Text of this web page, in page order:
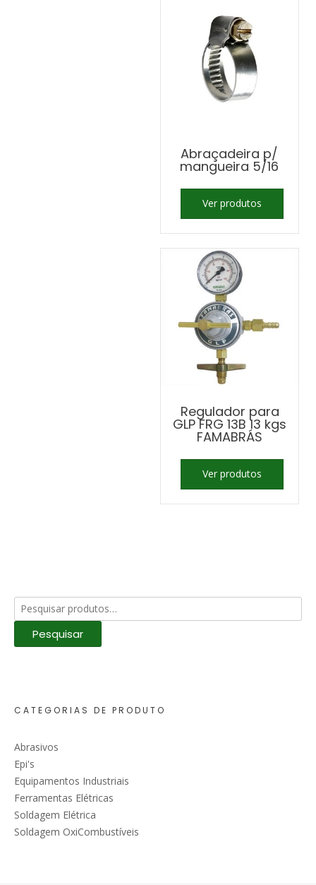
Abraçadeira p/
mangueira 5/16
Ver produtos
Regulador para
GLP FRG 13B 13 kgs
FAMABRÁS
Ver produtos
Pesquisar
por:
Pesquisar
CATEGORIAS DE PRODUTO
Abrasivos
Epi's
Equipamentos Industriais
Ferramentas Elétricas
Soldagem Elétrica
Soldagem OxiCombustíveis